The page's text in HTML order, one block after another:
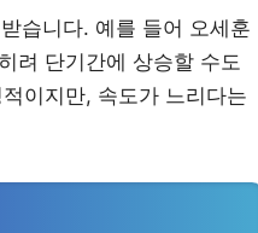
습니다. 예를 들어 오세훈
려 단기간에 상승할 수도
이지만, 속도가 느리다는